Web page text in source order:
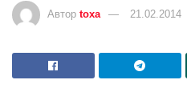
Автор toxa 21.02.2014